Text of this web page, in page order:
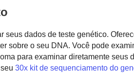
dados de teste genético.
sobre o seu DNA. Você pode
para examinar diretamente seus
30x kit de sequenciamento do